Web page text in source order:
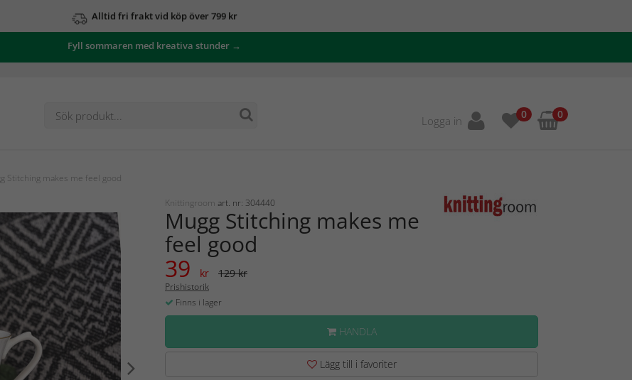
Alltid fri frakt vid köp över 799 kr
Fyll sommaren med kreativa stunder →
Logga in 0 0
Stitching makes me feel good
Knittingroom art. nr: 304440
Mugg Stitching makes me
feel good
39 kr 129 kr
Prishistorik
Finns i lager
HANDLA
Lägg till i favoriter